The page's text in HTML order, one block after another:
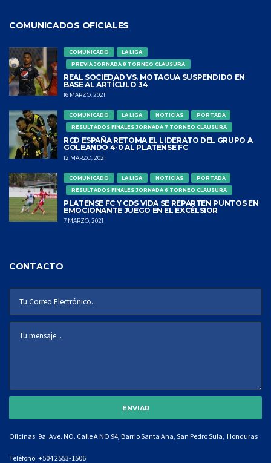
COMUNICADOS OFICIALES
COMUNICADO
LA LIGA
PREVIA JORNADA 8 TORNEO CLAUSURA
REAL SOCIEDAD VS. MOTAGUA SUSPENDIDO EN
BASE AL ARTÍCULO 34
16 MARZO, 2021
COMUNICADO LA LIGA NOTICIAS
PORTADA
RESULTADOS FINALES JORNADA 7 TORNEO CLAUSURA
RCD ESPAÑA RETOMA EL LIDERATO DEL GRUPO A
GOLEANDO 4-0 AL PLATENSE FC
12 MARZO, 2021
COMUNICADO LA LIGA NOTICIAS
PORTADA
RESULTADOS FINALES JORNADA 6 TORNEO CLAUSURA
PLATENSE FC Y CDS VIDA SE REPARTEN PUNTOS EN
EMOCIONANTE JUEGO EN EL EXCÉLSIOR
7 MARZO, 2021
CONTACTO
Oficinas: 9a. Ave. NO. Calle A NO 94, Barrio Santa Ana, San Pedro Sula, Honduras
Teléfono: +504 2553-1506